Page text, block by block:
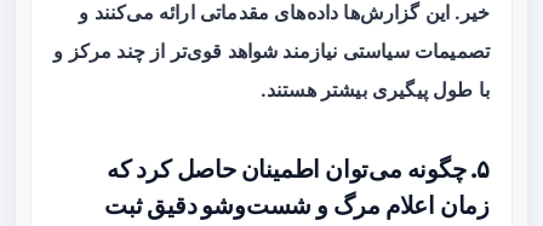
خیر. این گزارش‌ها داده‌های مقدماتی ارائه می‌کنند و
تصمیمات سیاستی نیازمند شواهد قوی‌تر از چند مرکز و
با طول پیگیری بیشتر هستند.
۵. چگونه می‌توان اطمینان حاصل کرد که
زمان اعلام مرگ و شست‌وشو دقیق ثبت